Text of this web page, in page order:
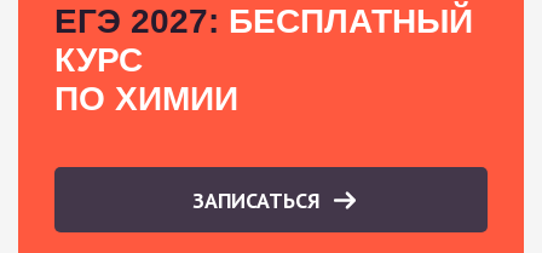
ЕГЭ 2027: БЕСПЛАТНЫЙ
КУРС
ПО ХИМИИ
ЗАПИСАТЬСЯ